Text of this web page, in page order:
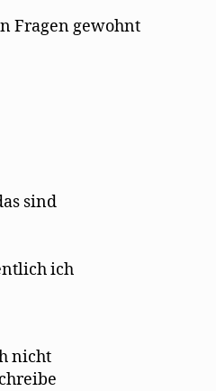
Fragen gewohnt
sind
ich
nicht